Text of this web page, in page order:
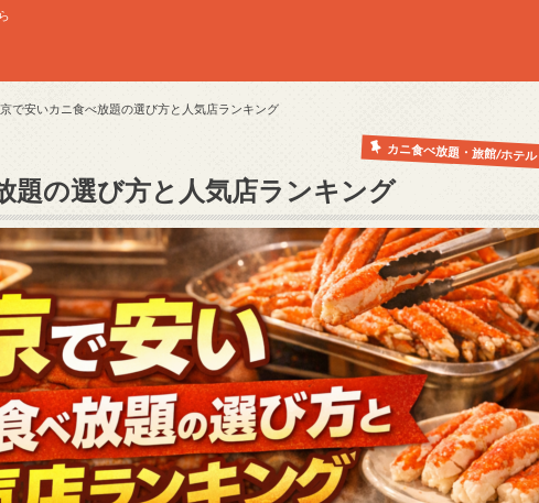
で安いカニ食べ放題の選び方と人気店ランキング
カニ食べ放題・旅館/ホテル
題の選び方と人気店ランキング